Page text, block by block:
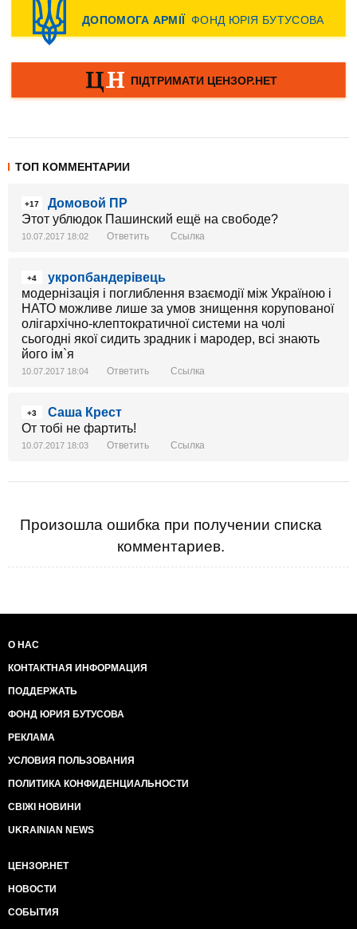
ТОП КОММЕНТАРИИ
+17
Домовой ПР
Этот ублюдок Пашинский ещё на свободе?
10.07.2017 18:02 Ответить Ссылка
+4
укропбандерівець
модернізація і поглиблення взаємодії між Україною і
НАТО можливе лише за умов знищення корупованої
олігархічно-клептократичної системи на чолі
сьогодні якої сидить зрадник і мародер, всі знають
його ім`я
10.07.2017 18:04 Ответить Ссылка
+3
Саша Крест
От тобі не фартить!
10.07.2017 18:03 Ответить Ссылка
Произошла ошибка при получении списка
комментариев.
О НАС
КОНТАКТНАЯ ИНФОРМАЦИЯ
ПОДДЕРЖАТЬ
ФОНД ЮРИЯ БУТУСОВА
РЕКЛАМА
УСЛОВИЯ ПОЛЬЗОВАНИЯ
ПОЛИТИКА КОНФИДЕНЦИАЛЬНОСТИ
СВІЖІ НОВИНИ
UKRAINIAN NEWS
ЦЕНЗОР.НЕТ
НОВОСТИ
СОБЫТИЯ